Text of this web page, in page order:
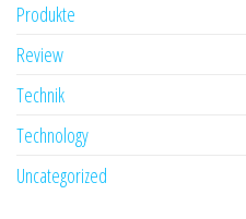
Produkte
Review
Technik
Technology
Uncategorized